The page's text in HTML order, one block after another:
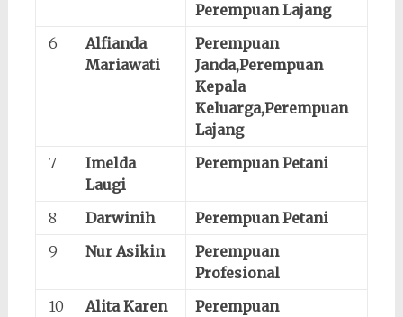
Perempuan Lajang
6
Alfianda
Mariawati
Perempuan
Janda,Perempuan
Kepala
Keluarga,Perempuan
Lajang
7
Imelda
Laugi
Perempuan Petani
8 Darwinih
Perempuan Petani
9
Nur Asikin
Perempuan
Profesional
10
Alita Karen
Perempuan